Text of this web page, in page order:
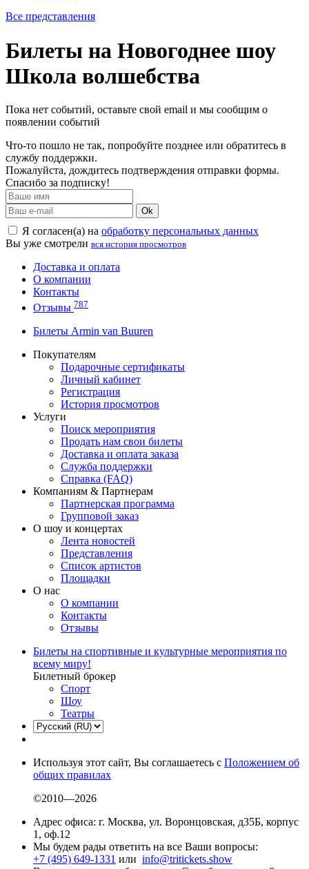
Все представления
Билеты на Новогоднее шоу
Школа волшебства
Пока нет событий, оставьте свой email и мы сообщим о
появлении событий
Что-то пошло не так, попробуйте позднее или обратитесь в
службу поддержки.
Пожалуйста, дождитесь подтверждения отправки формы.
Спасибо за подписку!
Ok
Я согласен(а) на обработку персональных данных
Вы уже смотрели вся история просмотров
Доставка и оплата
О компании
Контакты
Отзывы 787
Билеты Armin van Buuren
Покупателям
Подарочные сертификаты
Личный кабинет
Регистрация
История просмотров
Услуги
Поиск мероприятия
Продать нам свои билеты
Доставка и оплата заказа
Служба поддержки
Справка (FAQ)
Компаниям & Партнерам
Партнерская программа
Групповой заказ
О шоу и концертах
Лента новостей
Представления
Список артистов
Площадки
О нас
О компании
Контакты
Отзывы
Билеты на спортивные и культурные мероприятия по
всему миру!
Билетный брокер
Спорт
Шоу
Театры
Используя этот сайт, Вы соглашаетесь с Положением об
общих правилах
©2010—2026
Адрес офиса: г. Москва, ул. Воронцовская, д35Б, корпус
1, оф.12
Мы будем рады ответить на все Ваши вопросы:
+7 (495) 649-1331 или info@tritickets.show